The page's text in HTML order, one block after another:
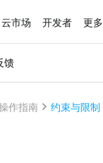
云市场 开发者 更多
馈
作指南 约束与限制